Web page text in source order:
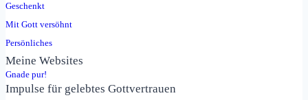
Geschenkt
Mit Gott versöhnt
Persönliches
Meine Websites
Gnade pur!
Impulse für gelebtes Gottvertrauen